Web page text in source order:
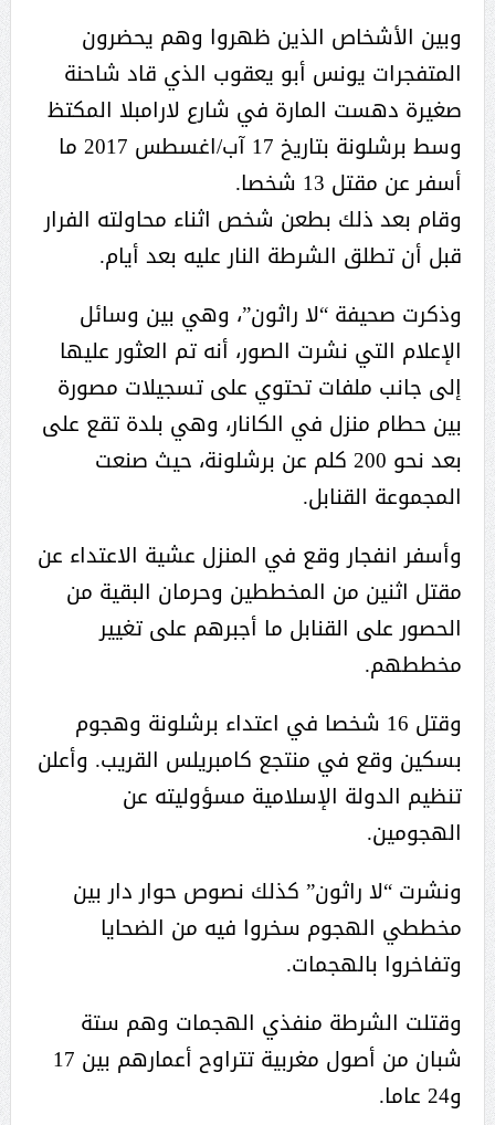
وبين الأشخاص الذين ظهروا وهم يحضرون
المتفجرات يونس أبو يعقوب الذي قاد شاحنة
صغيرة دهست المارة في شارع لارامبلا المكتظ
وسط برشلونة بتاريخ 17 آب/اغسطس 2017 ما
أسفر عن مقتل 13 شخصا.
وقام بعد ذلك بطعن شخص اثناء محاولته الفرار
قبل أن تطلق الشرطة النار عليه بعد أيام.
وذكرت صحيفة “لا راثون”، وهي بين وسائل
الإعلام التي نشرت الصور، أنه تم العثور عليها
إلى جانب ملفات تحتوي على تسجيلات مصورة
بين حطام منزل في الكانار، وهي بلدة تقع على
بعد نحو 200 كلم عن برشلونة، حيث صنعت
المجموعة القنابل.
وأسفر انفجار وقع في المنزل عشية الاعتداء عن
مقتل اثنين من المخططين وحرمان البقية من
الحصور على القنابل ما أجبرهم على تغيير
مخططهم.
وقتل 16 شخصا في اعتداء برشلونة وهجوم
بسكين وقع في منتجع كامبريلس القريب. وأعلن
تنظيم الدولة الإسلامية مسؤوليته عن
الهجومين.
ونشرت “لا راثون” كذلك نصوص حوار دار بين
مخططي الهجوم سخروا فيه من الضحايا
وتفاخروا بالهجمات.
وقتلت الشرطة منفذي الهجمات وهم ستة
شبان من أصول مغربية تتراوح أعمارهم بين 17
و24 عاما.